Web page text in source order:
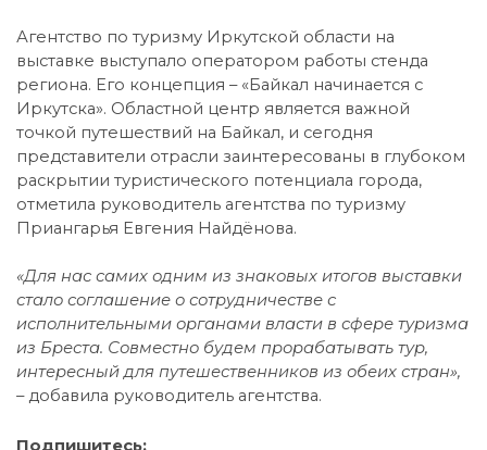
Агентство по туризму Иркутской области на
выставке выступало оператором работы стенда
региона. Его концепция – «Байкал начинается с
Иркутска». Областной центр является важной
точкой путешествий на Байкал, и сегодня
представители отрасли заинтересованы в глубоком
раскрытии туристического потенциала города,
отметила руководитель агентства по туризму
Приангарья Евгения Найдёнова.
«Для нас самих одним из знаковых итогов выставки
стало соглашение о сотрудничестве с
исполнительными органами власти в сфере туризма
из Бреста. Совместно будем прорабатывать тур,
интересный для путешественников из обеих стран»,
– добавила руководитель агентства.
Подпишитесь: